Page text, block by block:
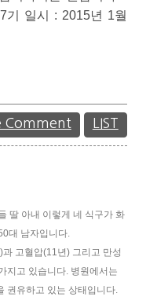
기 일시 : 2015년 1월
Comment LIST
딸 아내 이렇게 네 식구가 화
대 남자입니다.
고혈압(11년) 그리고 만성
지고 있습니다. 병원에서는
권유하고 있는 상태입니다.